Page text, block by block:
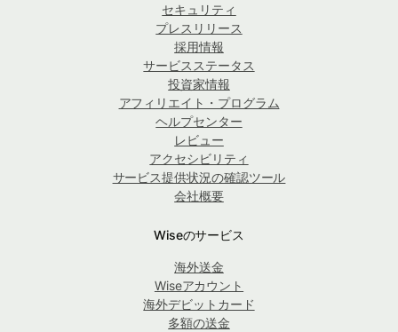
セキュリティ
プレスリリース
採用情報
サービスステータス
投資家情報
アフィリエイト・プログラム
ヘルプセンター
レビュー
アクセシビリティ
サービス提供状況の確認ツール
会社概要
Wiseのサービス
海外送金
Wiseアカウント
海外デビットカード
多額の送金